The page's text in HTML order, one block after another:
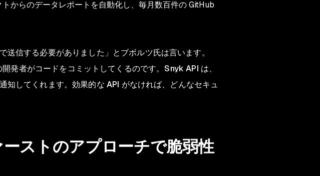
からのデータレポートを自動化し、毎月数百件の GitHub
送信する必要がありました」とブボルツ氏は言います。
発者がコードをコミットしてくるのです。Snyk API は、
してくれます。効果的な API がなければ、どんなセキュ
ストのアプローチで脆弱性